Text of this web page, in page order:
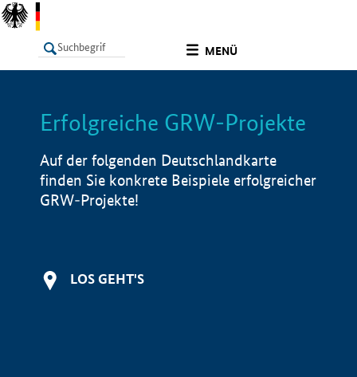
MENÜ
LISTE Info
Erfolgreiche GRW-Projekte
Auf der folgenden Deutschlandkarte
finden Sie konkrete Beispiele erfolgreicher
GRW-Projekte!
LOS GEHT'S